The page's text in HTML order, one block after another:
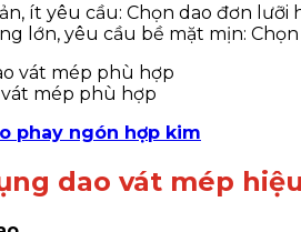
ít yêu cầu: Chọn dao đơn lưỡi
lớn, yêu cầu bề mặt mịn:
mép phù hợp
phay ngón hợp kim
dao vát mép